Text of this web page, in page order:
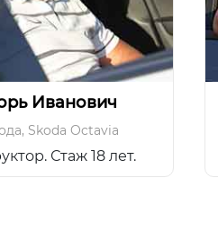
Иванович
, Skoda Octavia
Стаж 18 лет.